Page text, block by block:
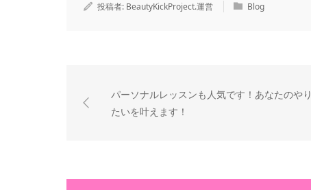
投稿者: BeautyKickProject.運営 Blog
パーソナルレッスンも人気です！あなたのやり
たいを叶えます！